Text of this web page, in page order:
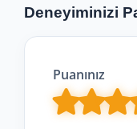
Deneyiminizi
Puanınız